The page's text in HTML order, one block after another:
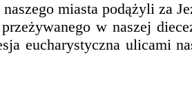
miasta podążyli za
w naszej
eucharystyczna ulicami